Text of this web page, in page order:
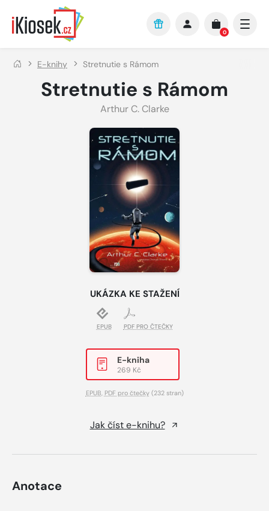
Přejít na hlavní obsah
0
E-knihy Stretnutie s Rámom
Stretnutie s Rámom
Arthur C. Clarke
UKÁZKA KE STAŽENÍ
EPUB PDF PRO ČTEČKY
E-kniha
269 Kč
EPUB PDF pro čtečky(232 stran)
Jak číst e-knihu?
Anotace